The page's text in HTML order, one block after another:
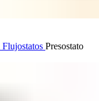
Flujostatos Presostato